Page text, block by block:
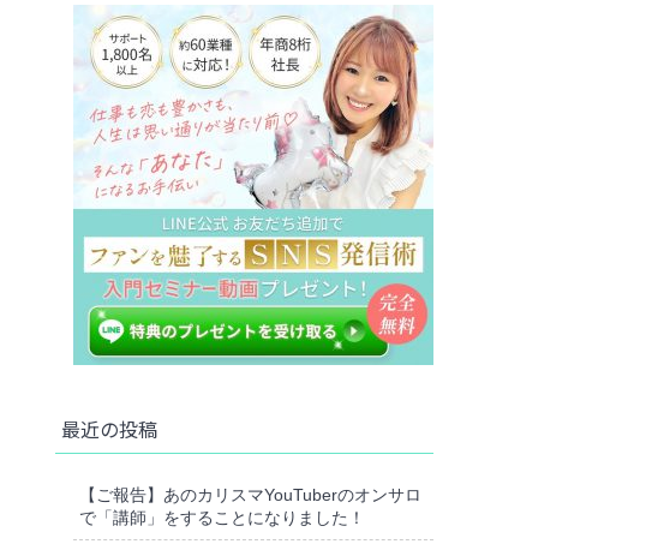
最近の投稿
【ご報告】あのカリスマYouTuberのオンサロ
で「講師」をすることになりました！